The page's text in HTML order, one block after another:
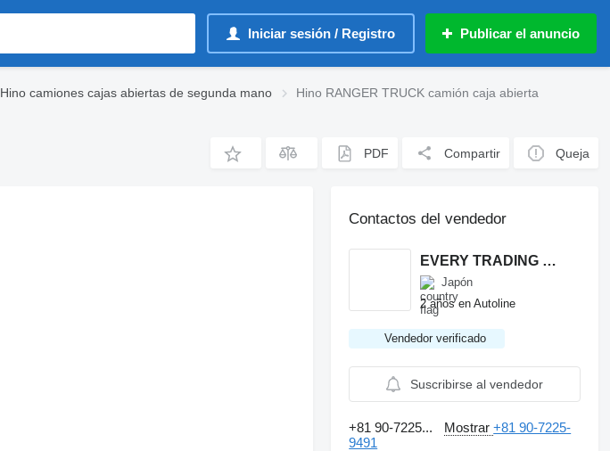
Iniciar sesión / Registro Publicar el anuncio
Hino camiones cajas abiertas de segunda mano Hino RANGER TRUCK camión caja abierta
PDF Compartir Queja
Contactos del vendedor
EVERY TRADING Co Ltd
Japón
2 años en Autoline
Vendedor verificado
Suscribirse al vendedor
+81 90-7225... Mostrar+81 90-7225-
9491